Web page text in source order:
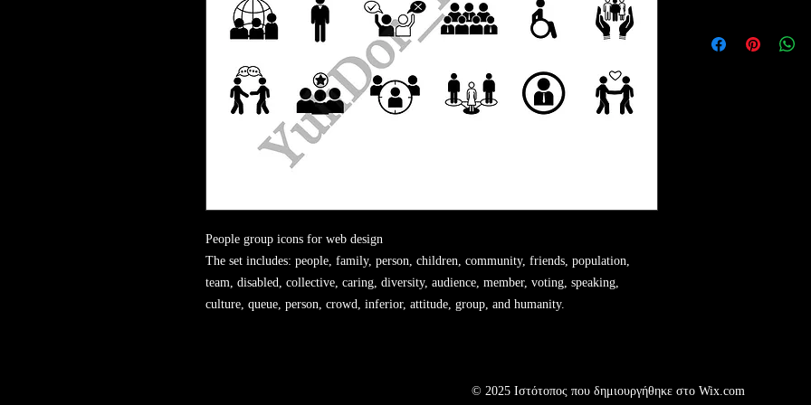
People group icons for web design
The set includes: people, family, person, children, community, friends, population,
team, disabled, collective, caring, diversity, audience, member, voting, speaking,
culture, queue, person, crowd, inferior, attitude, group, and humanity.
- transparent image
© 2025 Ιστότοπος που δημιουργήθηκε στο Wix.com